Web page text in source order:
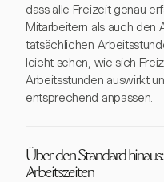
dass alle Freizeit genau
Mitarbeitern als auch den
tatsächlichen
leicht sehen, wie sich
Arbeitsstunden auswirkt
entsprechend anpassen.
Über den Standard
Arbeitszeiten